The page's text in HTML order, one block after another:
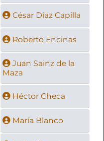
César Díaz Capilla
Roberto Encinas
Juan Sainz de la
Maza
Héctor Checa
María Blanco